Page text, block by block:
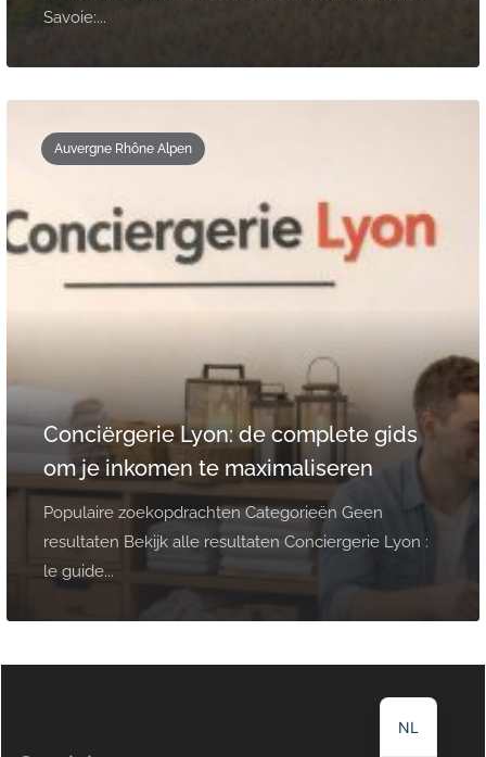
Savoie:...
Auvergne Rhône Alpen
Conciërgerie Lyon: de complete gids
om je inkomen te maximaliseren
Populaire zoekopdrachten Categorieën Geen
resultaten Bekijk alle resultaten Conciergerie Lyon :
le guide...
NL
DE